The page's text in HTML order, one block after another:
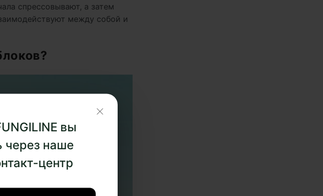
вы
через наше
центр
спрессовывают, а затем
между собой и